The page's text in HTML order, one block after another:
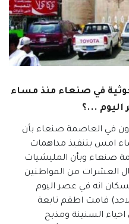
في صنعاء منذ مساء
...؟
في العاصمة صنعاء بأن
امس بتنفيذ مداهمات
صنعاء وبأن المليشيات
العشرات من المواطنين
انه في عصر اليوم
قامت اطقم تابعة
احياء السنينة ومذبح